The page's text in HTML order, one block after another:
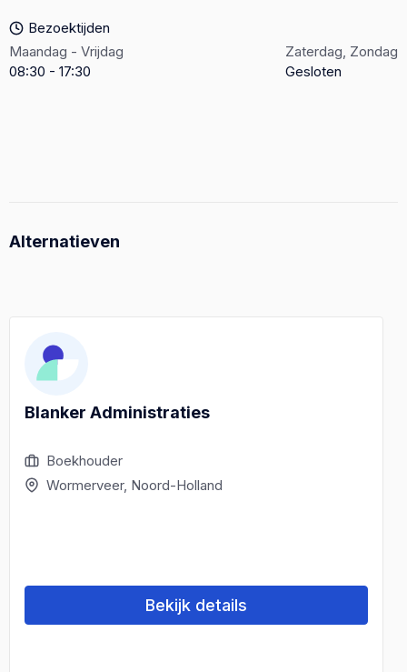
Bezoektijden
Maandag - Vrijdag
08:30 - 17:30
Zaterdag, Zondag
Gesloten
Alternatieven
Blanker Administraties
Boekhouder
Wormerveer, Noord-Holland
Bekijk details